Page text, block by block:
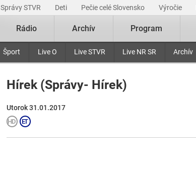
Správy STVR Deti Pečie celé Slovensko Výročie
Šport Live O Live STVR Live NR SR Archív
Rádio Archív Program
Hírek (Správy- Hírek)
Utorok 31.01.2017